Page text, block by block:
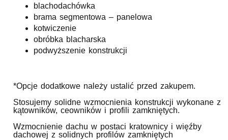
blachodachówka
brama segmentowa – panelowa
kotwiczenie
obróbka blacharska
podwyższenie konstrukcji
*Opcje dodatkowe należy ustalić przed zakupem.
Stosujemy solidne wzmocnienia konstrukcji wykonane z
kątowników, ceowników i profili zamkniętych.
Wzmocnienie dachu w postaci kratownicy i więźby
dachowej z solidnych profilów zamkniętych